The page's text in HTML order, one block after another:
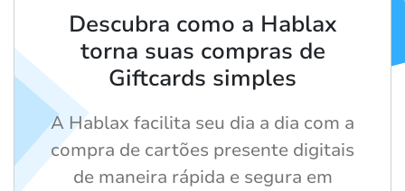
Descubra como a Hablax
torna suas compras de
Giftcards simples
A Hablax facilita seu dia a dia com a
compra de cartões presente digitais
de maneira rápida e segura em